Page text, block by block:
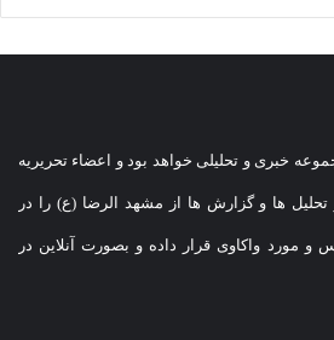
خبری و تحلیلی خواهد بود و اعضاء تحریریه
تحلیل ها و گزارش ها از مشهد الرضا (ع) را در
و مورد واکاوی قرار داده و بصورت آنلاین در